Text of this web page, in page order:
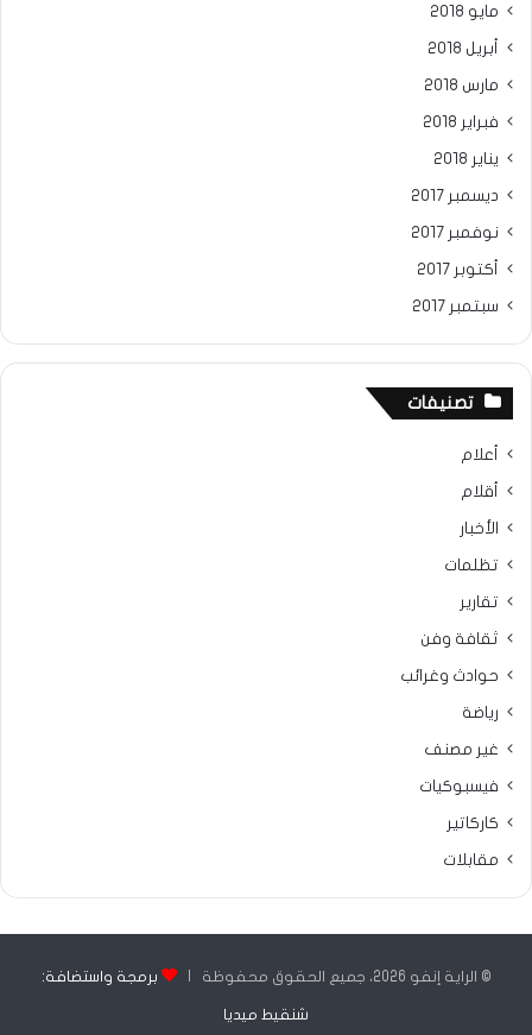
مايو 2018
أبريل 2018
مارس 2018
فبراير 2018
يناير 2018
ديسمبر 2017
نوفمبر 2017
أكتوبر 2017
سبتمبر 2017
تصنيفات
أعلام
أقلام
الأخبار
تظلمات
تقارير
ثقافة وفن
حوادث وغرائب
رياضة
غير مصنف
فيسبوكيات
كاركاتير
مقابلات
© الراية إنفو 2026، جميع الحقوق محفوظة | برمجة واستضافة:
شنقيط ميديا